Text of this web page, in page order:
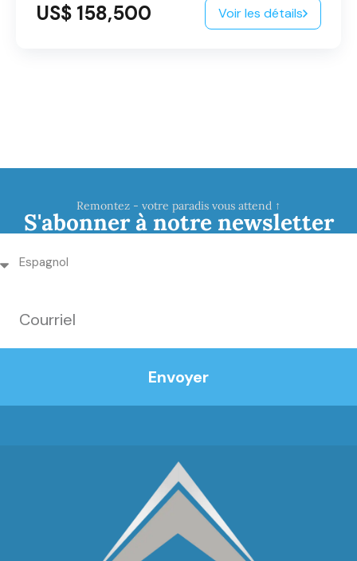
US$ 158,500 Voir les détails
Remontez - votre paradis vous attend ↑
S'abonner à notre newsletter
Envoyer